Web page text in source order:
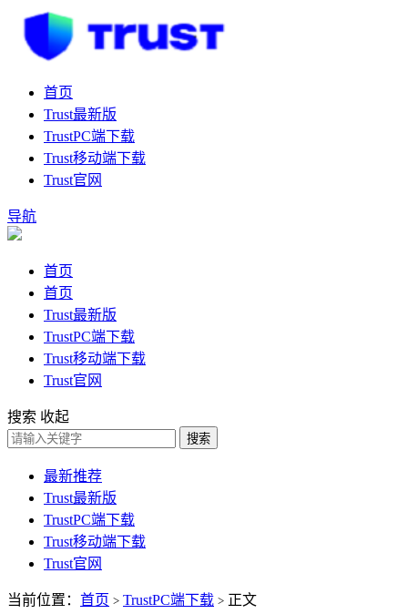
首页
Trust最新版
TrustPC端下载
Trust移动端下载
Trust官网
导航
首页
首页
Trust最新版
TrustPC端下载
Trust移动端下载
Trust官网
搜索 收起
搜索
最新推荐
Trust最新版
TrustPC端下载
Trust移动端下载
Trust官网
当前位置： 首页 > TrustPC端下载 > 正文